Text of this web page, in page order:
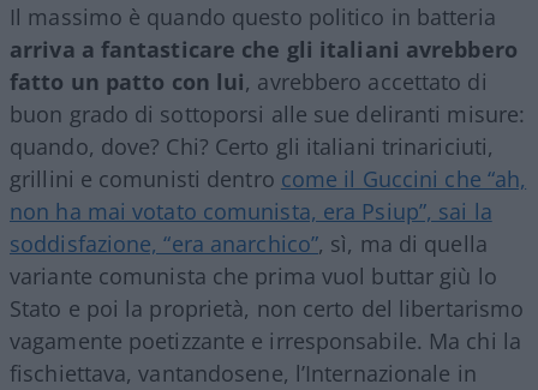
Il massimo è quando questo politico in batteria
arriva a fantasticare che gli italiani avrebbero
fatto un patto con lui, avrebbero accettato di
buon grado di sottoporsi alle sue deliranti misure:
quando, dove? Chi? Certo gli italiani trinariciuti,
grillini e comunisti dentro come il Guccini che “ah,
non ha mai votato comunista, era Psiup”, sai la
soddisfazione, “era anarchico”, sì, ma di quella
variante comunista che prima vuol buttar giù lo
Stato e poi la proprietà, non certo del libertarismo
vagamente poetizzante e irresponsabile. Ma chi la
fischiettava, vantandosene, l’Internazionale in